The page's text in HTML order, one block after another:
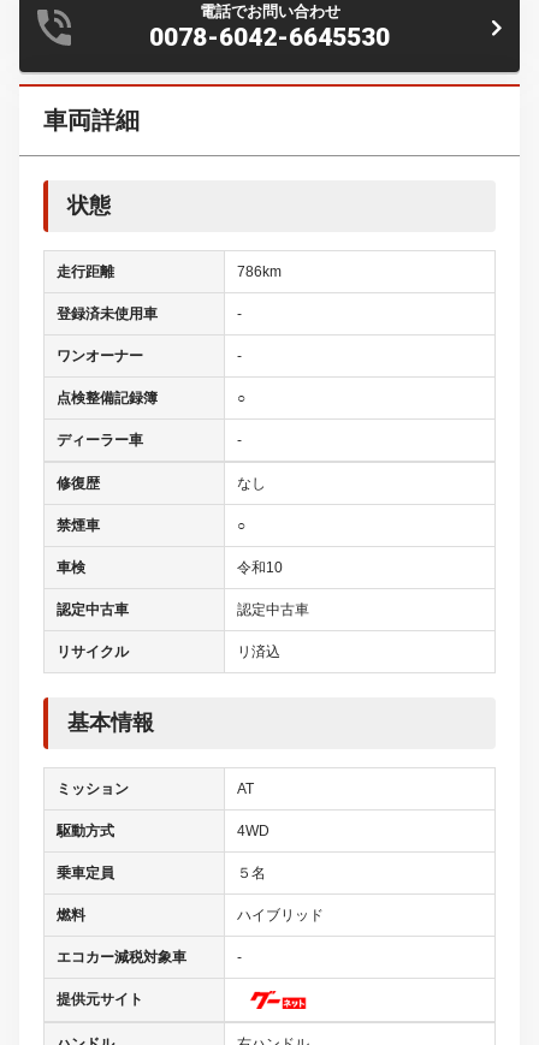
電話でお問い合わせ
0078-6042-6645530
車両詳細
状態
走行距離 786km
登録済未使用車 -
ワンオーナー -
点検整備記録簿 ○
ディーラー車 -
修復歴 なし
禁煙車 ○
車検 令和10
認定中古車 認定中古車
リサイクル リ済込
基本情報
ミッション AT
駆動方式 4WD
乗車定員 ５名
燃料 ハイブリッド
エコカー減税対象車 -
提供元サイト